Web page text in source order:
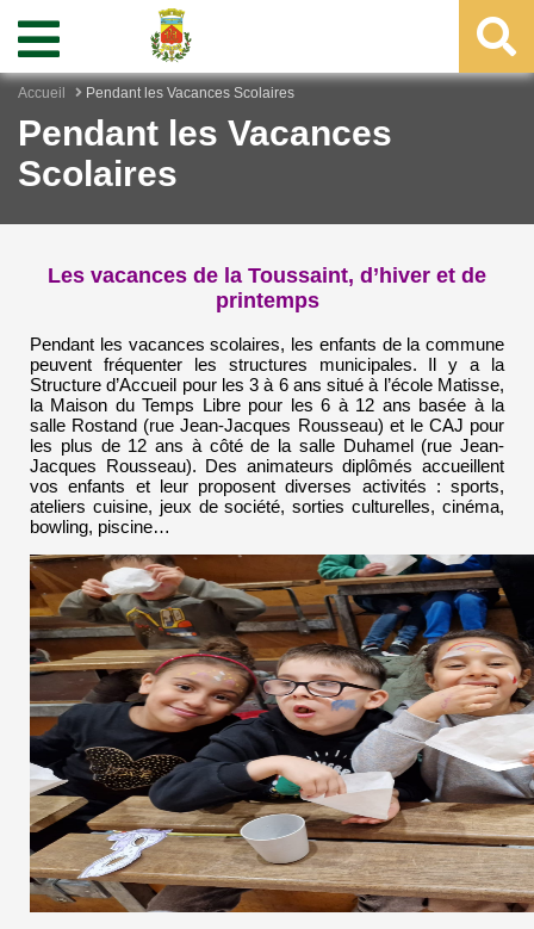
Accueil Pendant les Vacances Scolaires
Pendant les Vacances
Scolaires
Les vacances de la Toussaint, d’hiver et de
printemps
Pendant les vacances scolaires, les enfants de la commune
peuvent fréquenter les structures municipales. Il y a la
Structure d’Accueil pour les 3 à 6 ans situé à l’école Matisse,
la Maison du Temps Libre pour les 6 à 12 ans basée à la
salle Rostand (rue Jean-Jacques Rousseau) et le CAJ pour
les plus de 12 ans à côté de la salle Duhamel (rue Jean-
Jacques Rousseau). Des animateurs diplômés accueillent
vos enfants et leur proposent diverses activités : sports,
ateliers cuisine, jeux de société, sorties culturelles, cinéma,
bowling, piscine…